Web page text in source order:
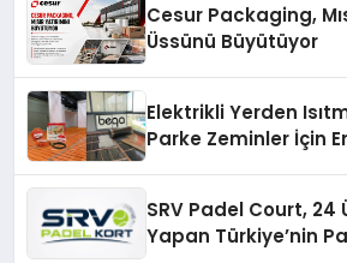
Cesur Packaging,
Üssünü Büyütüyor
Elektrikli Yerden
Parke Zeminler İçin
SRV Padel Court,
Yapan Türkiye’nin